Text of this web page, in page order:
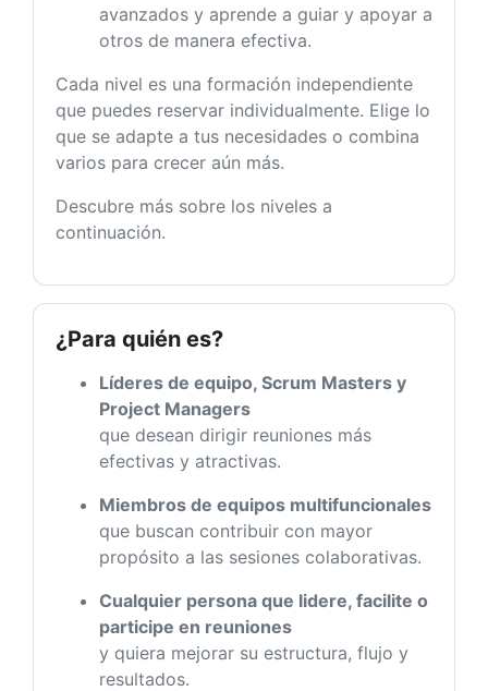
avanzados y aprende a guiar y apoyar a
otros de manera efectiva.
Cada nivel es una formación independiente
que puedes reservar individualmente. Elige lo
que se adapte a tus necesidades o combina
varios para crecer aún más.
Descubre más sobre los niveles a
continuación.
¿Para quién es?
Líderes de equipo, Scrum Masters y
Project Managers
que desean dirigir reuniones más
efectivas y atractivas.
Miembros de equipos multifuncionales
que buscan contribuir con mayor
propósito a las sesiones colaborativas.
Cualquier persona que lidere, facilite o
participe en reuniones
y quiera mejorar su estructura, flujo y
resultados.